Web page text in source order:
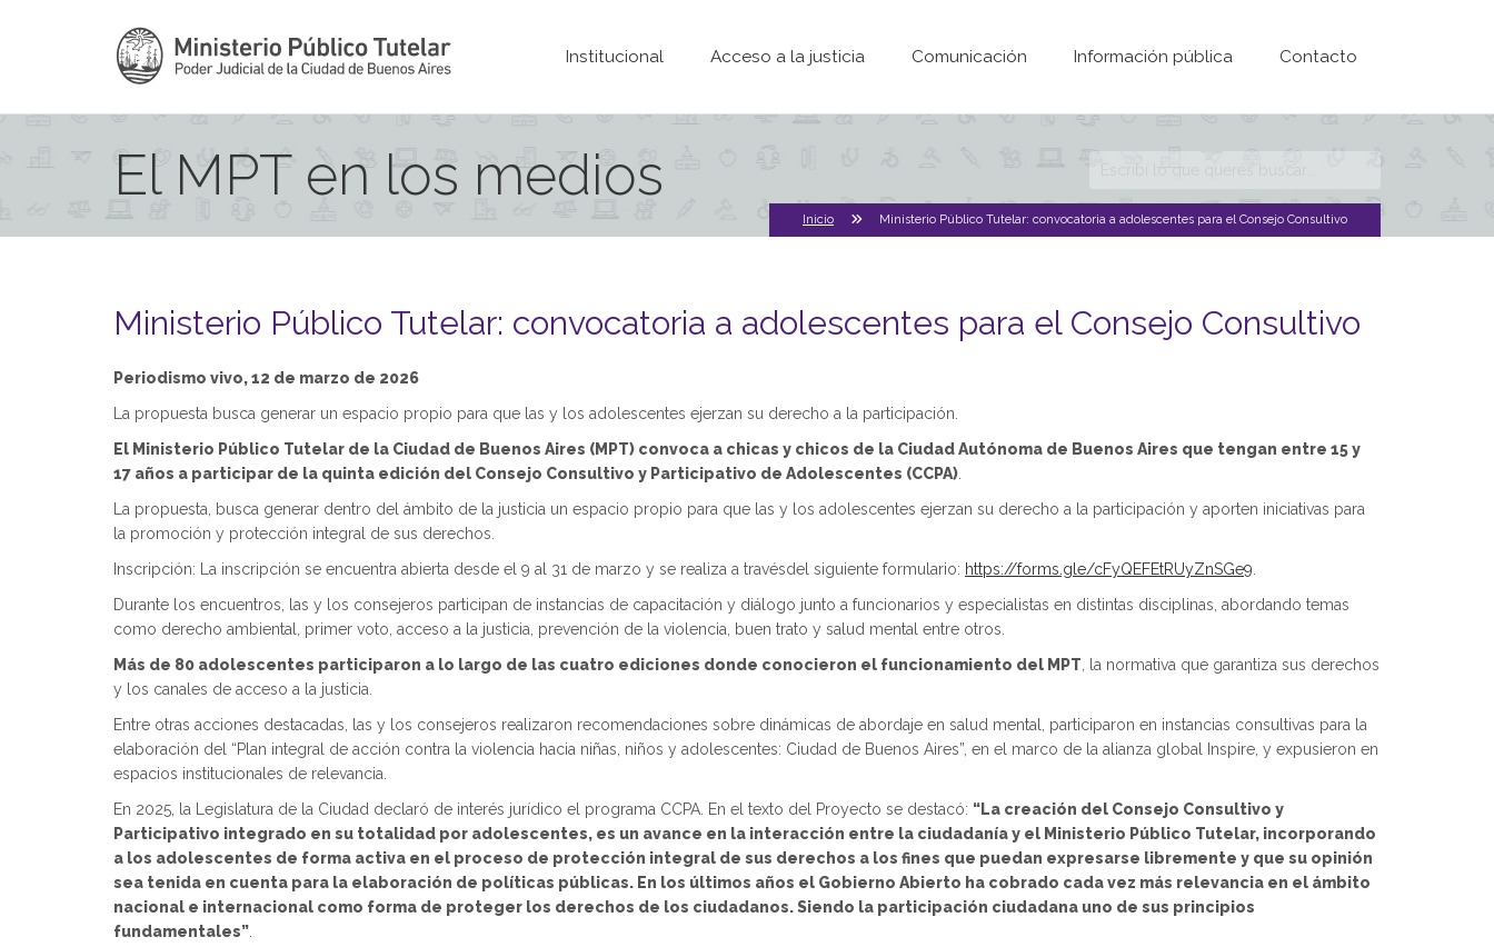
Institucional Acceso a la justicia Comunicación Información pública Contacto
El MPT en los medios
Formulario de
búsqueda
Inicio Ministerio Público Tutelar: convocatoria a adolescentes para el Consejo Consultivo
Ministerio Público Tutelar: convocatoria a adolescentes para el Consejo Consultivo
Periodismo vivo, 12 de marzo de 2026
La propuesta busca generar un espacio propio para que las y los adolescentes ejerzan su derecho a la participación.
El Ministerio Público Tutelar de la Ciudad de Buenos Aires (MPT) convoca a chicas y chicos de la Ciudad Autónoma de Buenos Aires que tengan entre 15 y
17 años a participar de la quinta edición del Consejo Consultivo y Participativo de Adolescentes (CCPA)
La propuesta, busca generar dentro del ámbito de la justicia un espacio propio para que las y los adolescentes ejerzan su derecho a la participación y aporten iniciativas para
la promoción y protección integral de sus derechos.
Inscripción: La inscripción se encuentra abierta desde el 9 al 31 de marzo y se realiza a travésdel siguiente formulario: https://forms.gle/cFyQEFEtRUyZnSGe9
Durante los encuentros, las y los consejeros participan de instancias de capacitación y diálogo junto a funcionarios y especialistas en distintas disciplinas, abordando temas
como derecho ambiental, primer voto, acceso a la justicia, prevención de la violencia, buen trato y salud mental entre otros.
Más de 80 adolescentes participaron a lo largo de las cuatro ediciones donde conocieron el funcionamiento del MPT , la normativa que garantiza sus derechos
y los canales de acceso a la justicia.
Entre otras acciones destacadas, las y los consejeros realizaron recomendaciones sobre dinámicas de abordaje en salud mental, participaron en instancias consultivas para la
elaboración del “Plan integral de acción contra la violencia hacia niñas, niños y adolescentes: Ciudad de Buenos Aires”, en el marco de la alianza global Inspire, y expusieron en
espacios institucionales de relevancia.
En 2025, la Legislatura de la Ciudad declaró de interés jurídico el programa CCPA. En el texto del Proyecto se destacó: “La creación del Consejo Consultivo y
Participativo integrado en su totalidad por adolescentes, es un avance en la interacción entre la ciudadanía y el Ministerio Público Tutelar, incorporando
a los adolescentes de forma activa en el proceso de protección integral de sus derechos a los fines que puedan expresarse libremente y que su opinión
sea tenida en cuenta para la elaboración de políticas públicas. En los últimos años el Gobierno Abierto ha cobrado cada vez más relevancia en el ámbito
nacional e internacional como forma de proteger los derechos de los ciudadanos. Siendo la participación ciudadana uno de sus principios
fundamentales”